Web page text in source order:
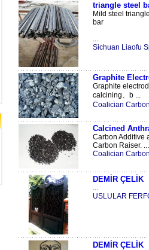
triangle steel
Mild steel
bar
...
Sichuan Liaofu
Graphite
Graphite
calcining、b ...
Coalician
Calcined
Carbon Additive
Carbon Raiser. ...
Coalician
DEMİR ÇELİK
...
USLULAR
DEMİR ÇELİK